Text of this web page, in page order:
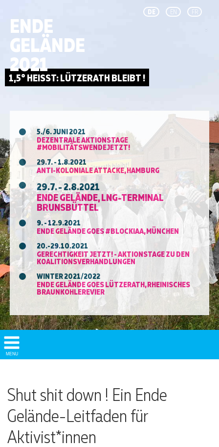
DE EN FR
ENDE
GELÄNDE
2021
5./6. JUNI 2021
DEZENTRALE AKTIONSTAGE
#MOBILITÄTSWENDEJETZT!
29.7. - 1.8.2021
ANTI-KOLONIALE ATTACKE, HAMBURG
29.7. - 2.8.2021
ENDE GELÄNDE, LNG-TERMINAL
BRUNSBÜTTEL
9. - 12.9.2021
ENDE GELÄNDE GOES #BLOCKIAA, MÜNCHEN
20.-29.10.2021
GERECHTIGKEIT JETZT! - AKTIONSTAGE ZU DEN
KOALITIONSVERHANDLUNGEN
WINTER 2021/2022
ENDE GELÄNDE GOES LÜTZERATH, RHEINISCHES
BRAUNKOHLEREVIER
Show/
Hide
MENU
Shut shit down ! Ein Ende
Gelände-Leitfaden für
Aktivist*innen